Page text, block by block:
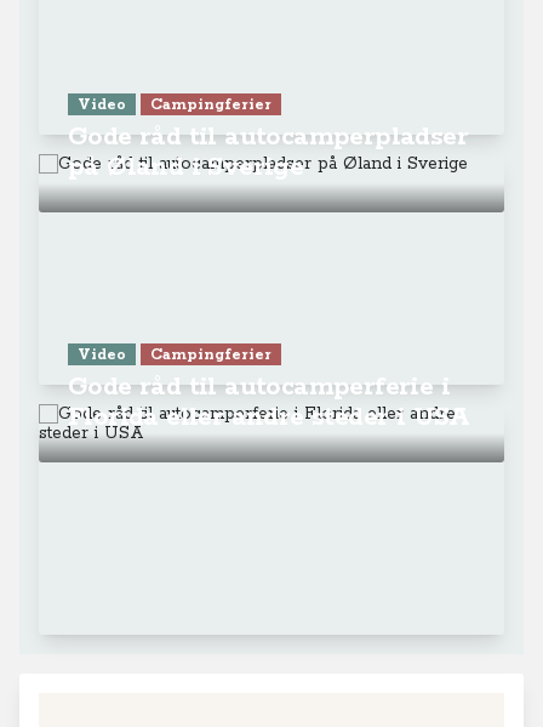
Video Campingferier
Gode råd til autocamperpladser
på Øland i Sverige
Video Campingferier
Gode råd til autocamperferie i
Florida eller andre steder i USA